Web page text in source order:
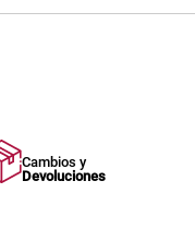
Cambios y
Devoluciones